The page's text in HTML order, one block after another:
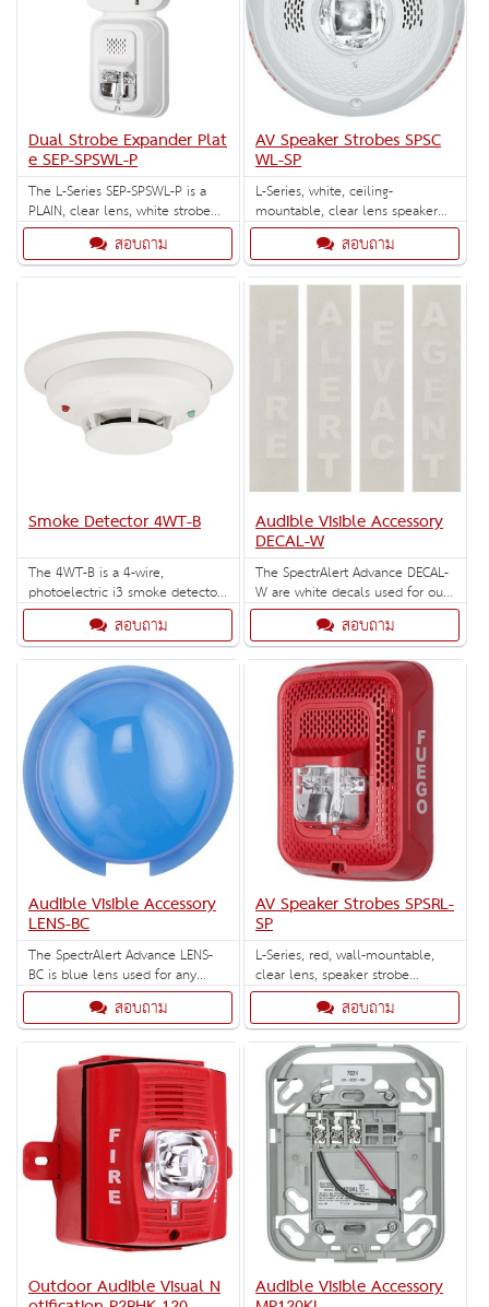
Dual Strobe Expander Plat
e SEP-SPSWL-P
The L-Series SEP-SPSWL-P is a
PLAIN, clear lens, white strobe
and speaker strobe expander
plate (full candela range) back
box skirt.
สอบถาม
AV Speaker Strobes SPSC
WL-SP
L-Series, white, ceiling-
mountable, clear lens speaker
strobe marked "FUEGO".
Selectable strobe settings: 15,
30, 75, 95, 115, 150, and 177
cd.
สอบถาม
Smoke Detector 4WT-B
The 4WT-B is a 4-wire,
photoelectric i3 smoke detector
with a 135°F fixed thermal
สอบถาม
Audible Visible Accessory
DECAL-W
The SpectrAlert Advance DECAL-
W are white decals used for our
Red non-pad printed wall mount
devices. Each decal comes with
the following label options:
"AGENT, EVAC, ALERT or FIRE" (10
total decals per box).
สอบถาม
Audible Visible Accessory
LENS-BC
The SpectrAlert Advance LENS-
BC is blue lens used for any
indoor or outdoor ceiling mount
สอบถาม
AV Speaker Strobes SPSRL-
SP
L-Series, red, wall-mountable,
clear lens, speaker strobe
marked "FUEGO". Selectable
strobe settings: 15, 30, 75, 95,
110, 135, and 185 cd.
สอบถาม
Outdoor Audible Visual N Audible Visible Accessory